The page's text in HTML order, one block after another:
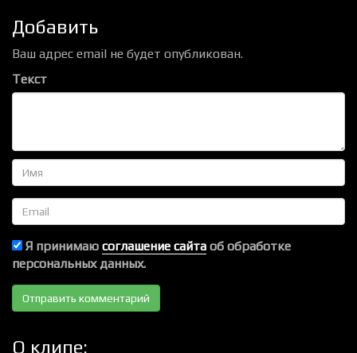
Добавить
Ваш адрес email не будет опубликован.
Текст
Имя
Email
Я принимаю соглашение сайта об обработке
персональных данных.
О клипе: